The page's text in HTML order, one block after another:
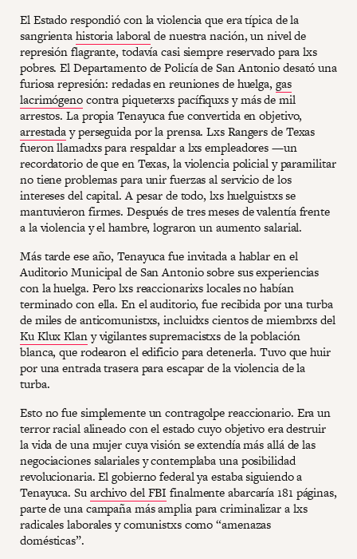
El Estado respondió con la violencia que era típica de la
sangrientahistoria laboralde nuestra nación, un nivel de
represión flagrante, todavía casi siempre reservado para lxs
pobres. El Departamento de Policía de San Antonio desató una
furiosa represión: redadas en reuniones de huelga, gas
lacrimógenocontra piqueterxs pacífiquxs y más de mil
arrestos. La propia Tenayuca fue convertida en objetivo,
arrestaday perseguida por la prensa. Lxs Rangers de Texas
fueron llamadxs para respaldar a lxs empleadores —un
recordatorio de que en Texas, la violencia policial y paramilitar
no tiene problemas para unir fuerzas al servicio de los
intereses del capital. A pesar de todo, lxs huelguistxs se
mantuvieron firmes. Después de tres meses de valentía frente
a la violencia y el hambre, lograron un aumento salarial.
Más tarde ese año, Tenayuca fue invitada a hablar en el
Auditorio Municipal de San Antonio sobre sus experiencias
con la huelga. Pero lxs reaccionarixs locales no habían
terminado con ella. En el auditorio, fue recibida por una turba
de miles de anticomunistxs, incluidxs cientos de miembrxs del
Ku Klux Klany vigilantes supremacistxs de la población
blanca, que rodearon el edificio para detenerla. Tuvo que huir
por una entrada trasera para escapar de la violencia de la
turba.
Esto no fue simplemente un contragolpe reaccionario. Era un
terror racial alineado con el estado cuyo objetivo era destruir
la vida de una mujer cuya visión se extendía más allá de las
negociaciones salariales y contemplaba una posibilidad
revolucionaria. El gobierno federal ya estaba siguiendo a
Tenayuca. Suarchivo del FBI finalmente abarcaría 181 páginas,
parte de una campaña más amplia para criminalizar a lxs
radicales laborales y comunistxs como “amenazas
domésticas”.